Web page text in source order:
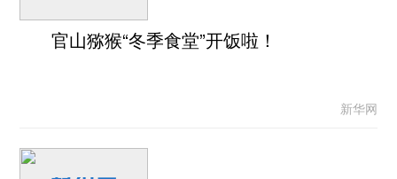
官山猕猴“冬季食堂”开饭啦！
新华网